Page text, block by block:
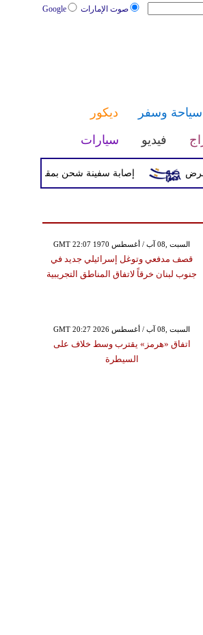
صوت الإمارات Google
سياحة وسفر
ديكور
فيديو سيارات
إصابة سفينة شحن بمقذوف مجهول قرب
GMT 22:07 1970 السبت ,08 آب / أغسطس
قصف مدفعي وتوغل إسرائيلي جديد في
جنوب لبنان خرقاً لاتفاق المناطق التجريبية
GMT 20:27 2026 السبت ,08 آب / أغسطس
اتفاق «هرمز» يقترب وسط خلاف على
السيطرة